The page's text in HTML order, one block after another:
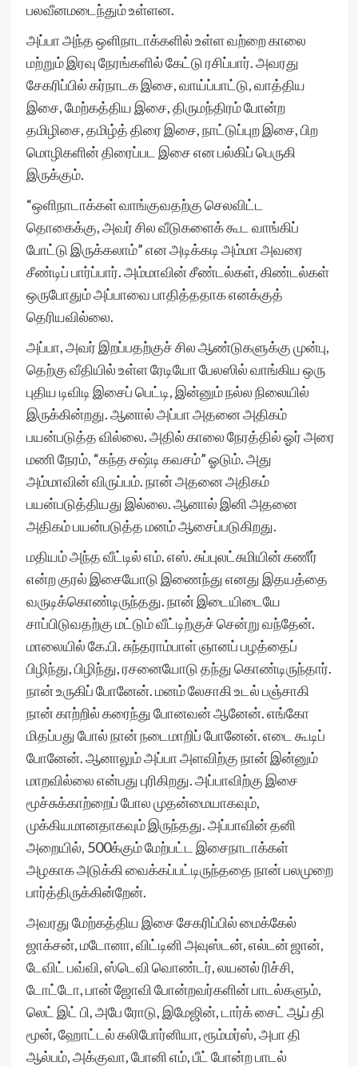
பலவீனமடைந்தும் உள்ளன.
அப்பா அந்த ஒளிநாடாக்களில் உள்ள வற்றை காலை
மற்றும் இரவு நேரங்களில் கேட்டு ரசிப்பார். அவரது
சேகரிப்பில் கர்நாடக இசை, வாய்ப்பாட்டு, வாத்திய
இசை, மேற்கத்திய இசை, திருமந்திரம் போன்ற
தமிழிசை, தமிழ்த் திரை இசை, நாட்டுப்புற இசை, பிற
மொழிகளின் திரைப்பட இசை என பல்கிப் பெருகி
இருக்கும்.
“ஒளிநாடாக்கள் வாங்குவதற்கு செலவிட்ட
தொகைக்கு, அவர் சில வீடுகளைக் கூட வாங்கிப்
போட்டு இருக்கலாம்” என அடிக்கடி அம்மா அவரை
சீண்டிப் பார்ப்பார். அம்மாவின் சீண்டல்கள், கிண்டல்கள்
ஒருபோதும் அப்பாவை பாதித்ததாக எனக்குத்
தெரியவில்லை.
அப்பா, அவர் இறப்பதற்குச் சில ஆண்டுகளுக்கு முன்பு,
தெற்கு வீதியில் உள்ள ரேடியோ பேலஸில் வாங்கிய ஒரு
புதிய டிவிடி இசைப் பெட்டி, இன்னும் நல்ல நிலையில்
இருக்கின்றது. ஆனால் அப்பா அதனை அதிகம்
பயன்படுத்த வில்லை. அதில் காலை நேரத்தில் ஓர் அரை
மணி நேரம், “கந்த சஷ்டி கவசம்” ஓடும். அது
அம்மாவின் விருப்பம். நான் அதனை அதிகம்
பயன்படுத்தியது இல்லை. ஆனால் இனி அதனை
அதிகம் பயன்படுத்த மனம் ஆசைப்படுகிறது.
மதியம் அந்த வீட்டில் எம். எஸ். சுப்புலட்சுமியின் கணீர்
என்ற குரல் இசையோடு இணைந்து எனது இதயத்தை
வருடிக்கொண்டிருந்தது. நான் இடையிடையே
சாப்பிடுவதற்கு மட்டும் வீட்டிற்குச் சென்று வந்தேன்.
மாலையில் கே.பி. சுந்தராம்பாள் ஞானப் பழத்தைப்
பிழிந்து, பிழிந்து, ரசனையோடு தந்து கொண்டிருந்தார்.
நான் உருகிப் போனேன். மனம் லேசாகி உடல் பஞ்சாகி
நான் காற்றில் கரைந்து போனவன் ஆனேன். எங்கோ
மிதப்பது போல் நான் நடைமாறிப் போனேன். எடை கூடிப்
போனேன். ஆனாலும் அப்பா அளவிற்கு நான் இன்னும்
மாறவில்லை என்பது புரிகிறது. அப்பாவிற்கு இசை
மூச்சுக்காற்றைப் போல முதன்மையாகவும்,
முக்கியமானதாகவும் இருந்தது. அப்பாவின் தனி
அறையில், 500க்கும் மேற்பட்ட இசைநாடாக்கள்
அழகாக அடுக்கி வைக்கப்பட்டிருந்ததை நான் பலமுறை
பார்த்திருக்கின்றேன்.
அவரது மேற்கத்திய இசை சேகரிப்பில் மைக்கேல்
ஜாக்சன், மடோனா, விட்டினி அவுஸ்டன், எல்டன் ஜான்,
டேவிட் பவ்வி, ஸ்டெவி வொண்டர், லயனல் ரிச்சி,
டோட்டோ, பான் ஜோவி போன்றவர்களின் பாடல்களும்,
லெட் இட் பி, அபே ரோடு, இமேஜின், டார்க் சைட் ஆப் தி
மூன், ஹோட்டல் கலிபோர்னியா, ரூம்மர்ஸ், அபா தி
ஆல்பம், அக்குவா, போனி எம், பீட் போன்ற பாடல்